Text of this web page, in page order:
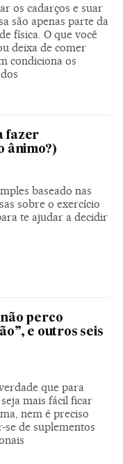
os cadarços e suar
são apenas parte da
física. O que você
deixa de comer
condiciona os
fazer
ânimo?)
baseado nas
sobre o exercício
te ajudar a decidir
perco
e outros seis
que para
mais fácil ficar
nem é preciso
se de suplementos